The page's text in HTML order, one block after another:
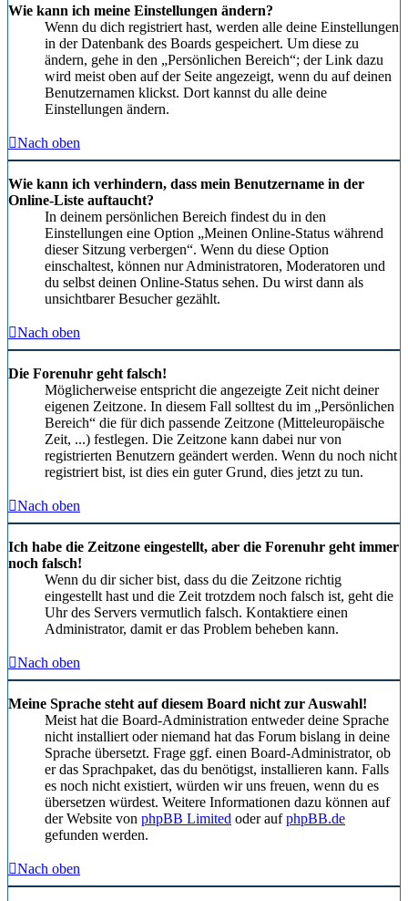
Wie kann ich meine Einstellungen ändern?
Wenn du dich registriert hast, werden alle deine Einstellungen
in der Datenbank des Boards gespeichert. Um diese zu
ändern, gehe in den „Persönlichen Bereich“; der Link dazu
wird meist oben auf der Seite angezeigt, wenn du auf deinen
Benutzernamen klickst. Dort kannst du alle deine
Einstellungen ändern.
Nach oben
Wie kann ich verhindern, dass mein Benutzername in der
Online-Liste auftaucht?
In deinem persönlichen Bereich findest du in den
Einstellungen eine Option „Meinen Online-Status während
dieser Sitzung verbergen“. Wenn du diese Option
einschaltest, können nur Administratoren, Moderatoren und
du selbst deinen Online-Status sehen. Du wirst dann als
unsichtbarer Besucher gezählt.
Nach oben
Die Forenuhr geht falsch!
Möglicherweise entspricht die angezeigte Zeit nicht deiner
eigenen Zeitzone. In diesem Fall solltest du im „Persönlichen
Bereich“ die für dich passende Zeitzone (Mitteleuropäische
Zeit, ...) festlegen. Die Zeitzone kann dabei nur von
registrierten Benutzern geändert werden. Wenn du noch nicht
registriert bist, ist dies ein guter Grund, dies jetzt zu tun.
Nach oben
Ich habe die Zeitzone eingestellt, aber die Forenuhr geht immer
noch falsch!
Wenn du dir sicher bist, dass du die Zeitzone richtig
eingestellt hast und die Zeit trotzdem noch falsch ist, geht die
Uhr des Servers vermutlich falsch. Kontaktiere einen
Administrator, damit er das Problem beheben kann.
Nach oben
Meine Sprache steht auf diesem Board nicht zur Auswahl!
Meist hat die Board-Administration entweder deine Sprache
nicht installiert oder niemand hat das Forum bislang in deine
Sprache übersetzt. Frage ggf. einen Board-Administrator, ob
er das Sprachpaket, das du benötigst, installieren kann. Falls
es noch nicht existiert, würden wir uns freuen, wenn du es
übersetzen würdest. Weitere Informationen dazu können auf
der Website von phpBB Limited oder aufphpBB.de
gefunden werden.
Nach oben